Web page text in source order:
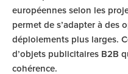
européennes selon les
permet de s’adapter à des
déploiements plus larges.
d’objets publicitaires B2B
cohérence.